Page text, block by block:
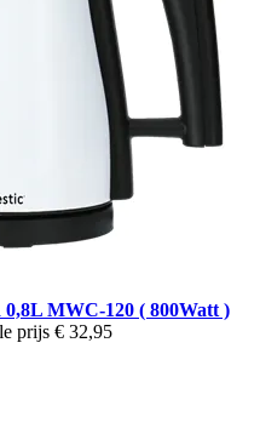
MWC-120 ( 800Watt )
prijs € 32,95